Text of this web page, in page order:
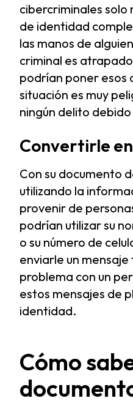
cibercriminales solo
de identidad
las manos de
criminal es
podrían poner esos
situación es muy
ningún delito
Convertirle
Con su documento
utilizando la
provenir de
podrían utilizar su
o su número de
enviarle un
problema con un
estos mensajes de
identidad.
Cómo